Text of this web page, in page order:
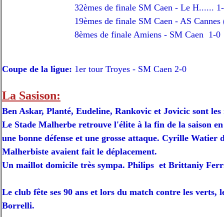
32èmes de finale SM Caen - Le H...... 1-0
19èmes de finale SM Caen - AS Cannes
8èmes de finale Amiens - SM Caen 1-0
Coupe de la ligue: 1er tour Troyes - SM Caen 2-0
La Sasison:
Ben Askar, Planté, Eudeline, Rankovic et Jovicic sont
Le Stade Malherbe retrouve l'élite à la fin de la saison
une bonne défense et une grosse attaque. Cyrille
Malherbiste avaient fait le déplacement.
Un maillot domicile très sympa. Philips et Brittaniy
Le club fête ses 90 ans et lors du match contre les
Borrelli.